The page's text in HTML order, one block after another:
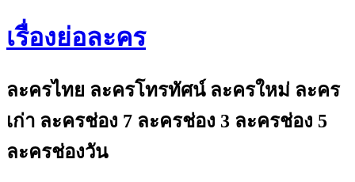
เรื่องย่อละคร
ละครไทย ละครโทรทัศน์ ละครใหม่ ละคร
เก่า ละครช่อง 7 ละครช่อง 3 ละครช่อง 5
ละครช่องวัน